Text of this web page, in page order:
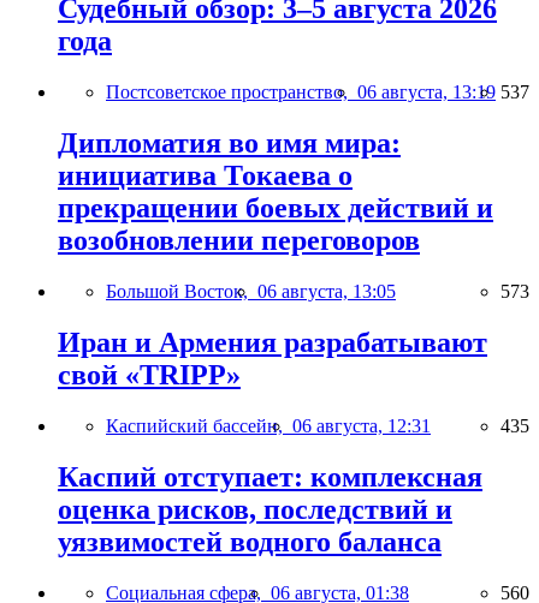
Судебный обзор: 3–5 августа 2026
года
Постсоветское пространство, 06 августа, 13:19 537
Дипломатия во имя мира:
инициатива Токаева о
прекращении боевых действий и
возобновлении переговоров
Большой Восток, 06 августа, 13:05 573
Иран и Армения разрабатывают
свой «TRIPP»
Каспийский бассейн, 06 августа, 12:31 435
Каспий отступает: комплексная
оценка рисков, последствий и
уязвимостей водного баланса
Социальная сфера, 06 августа, 01:38 560